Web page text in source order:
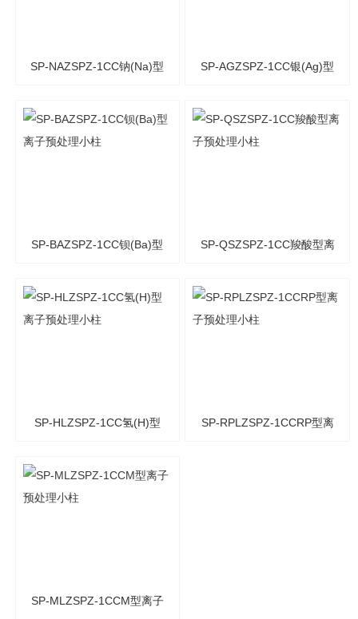
SP-NAZSPZ-1CC钠(Na)型 SP-AGZSPZ-1CC银(Ag)型
SP-BAZSPZ-1CC钡(Ba)型 SP-QSZSPZ-1CC羧酸型离
SP-HLZSPZ-1CC氢(H)型 SP-RPLZSPZ-1CCRP型离
SP-MLZSPZ-1CCM型离子